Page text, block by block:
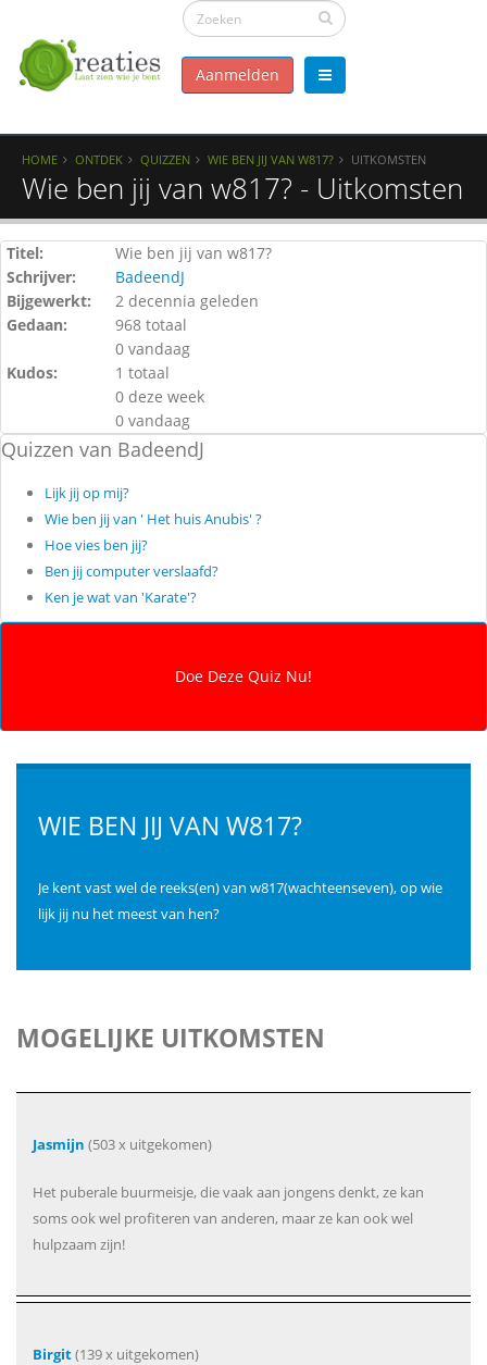
Aanmelden
HOME ONTDEK QUIZZEN WIE BEN JIJ VAN W817? UITKOMSTEN
Wie ben jij van w817? - Uitkomsten
Titel:
Wie ben jij van w817?
Schrijver:
BadeendJ
Bijgewerkt:
2 decennia geleden
Gedaan:
968 totaal
0 vandaag
Kudos:
1 totaal
0 deze week
0 vandaag
Quizzen van BadeendJ
Lijk jij op mij?
Wie ben jij van ' Het huis Anubis' ?
Hoe vies ben jij?
Ben jij computer verslaafd?
Ken je wat van 'Karate'?
WIE BEN JIJ VAN W817?
Je kent vast wel de reeks(en) van w817(wachteenseven), op wie
lijk jij nu het meest van hen?
MOGELIJKE UITKOMSTEN
Jasmijn (503 x uitgekomen)
Het puberale buurmeisje, die vaak aan jongens denkt, ze kan
soms ook wel profiteren van anderen, maar ze kan ook wel
hulpzaam zijn!
Birgit(139 x uitgekomen)